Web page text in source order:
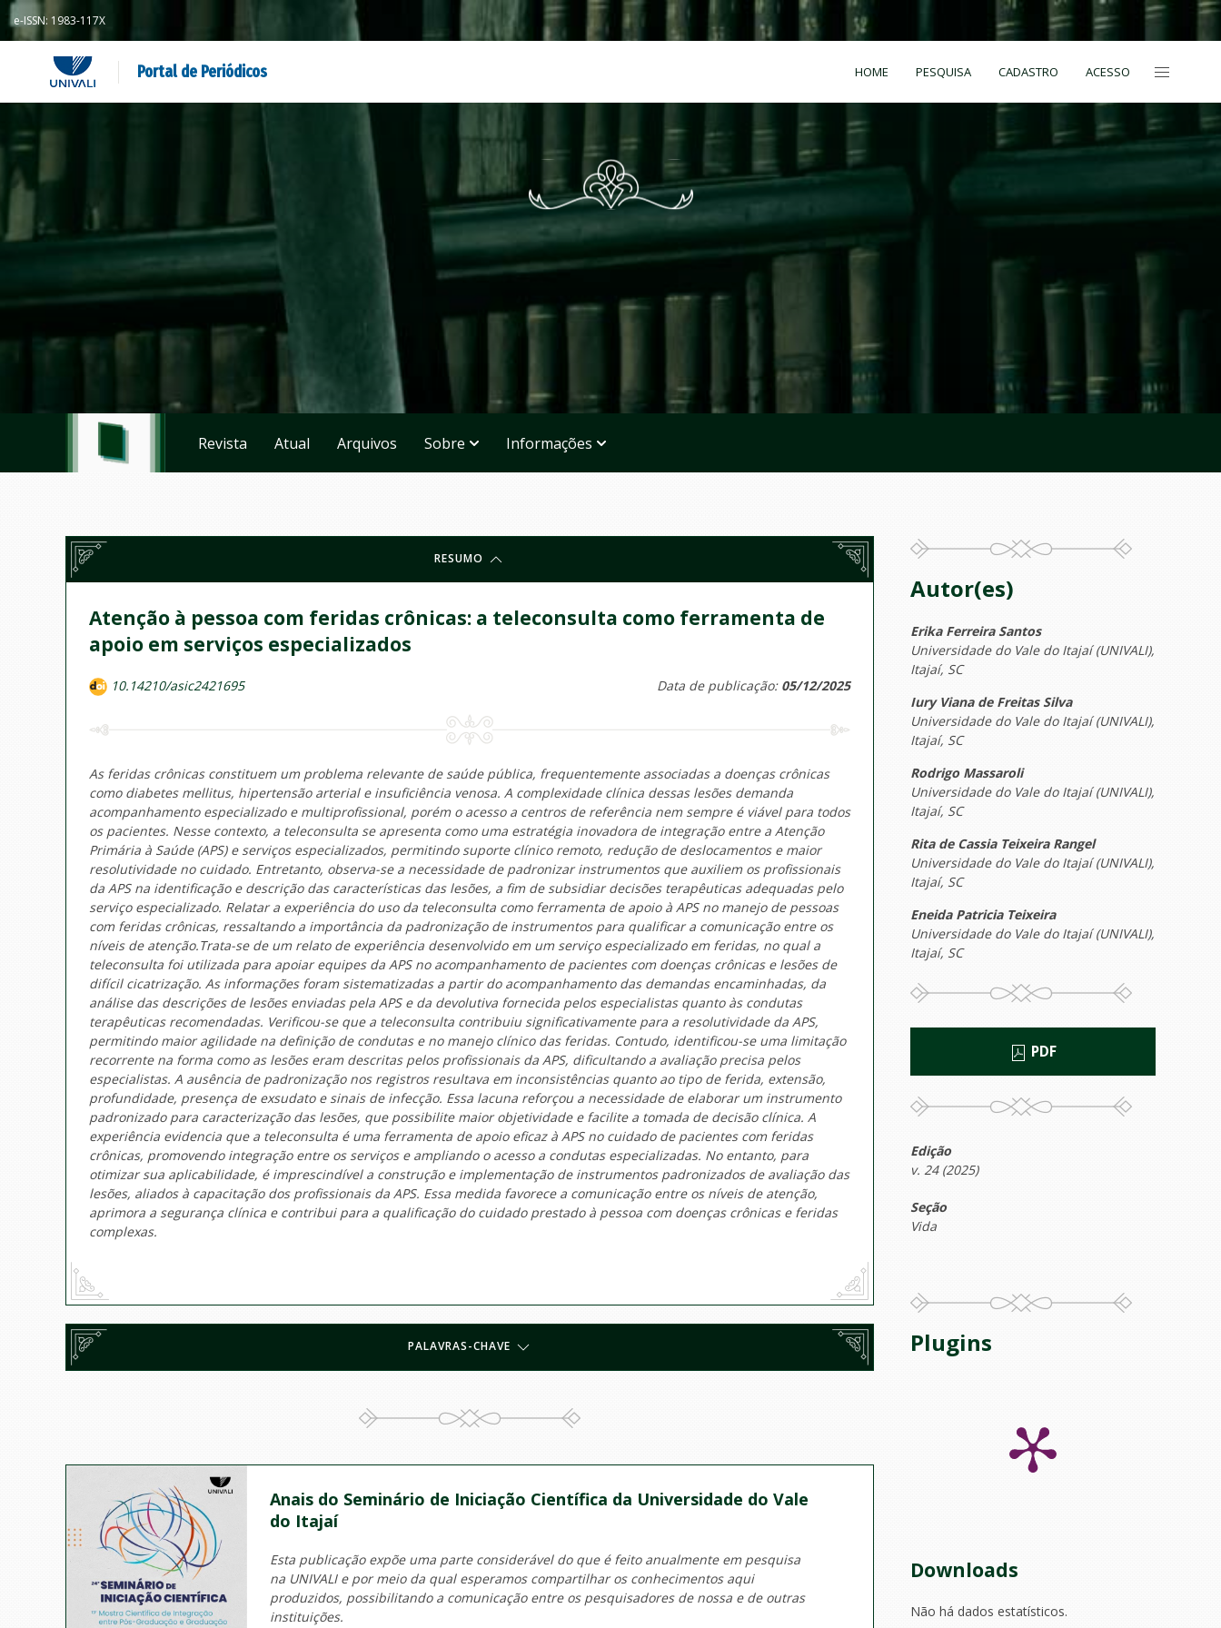
e-ISSN: 1983-117X
Portal de Periódicos HOME PESQUISA CADASTRO ACESSO
Revista Atual Arquivos Sobre Informações
RESUMO
Atenção à pessoa com feridas crônicas: a teleconsulta como ferramenta de
apoio em serviços especializados
10.14210/asic2421695 Data de publicação: 05/12/2025
As feridas crônicas constituem um problema relevante de saúde pública, frequentemente associadas a doenças crônicas
como diabetes mellitus, hipertensão arterial e insuficiência venosa. A complexidade clínica dessas lesões demanda
acompanhamento especializado e multiprofissional, porém o acesso a centros de referência nem sempre é viável para todos
os pacientes. Nesse contexto, a teleconsulta se apresenta como uma estratégia inovadora de integração entre a Atenção
Primária à Saúde (APS) e serviços especializados, permitindo suporte clínico remoto, redução de deslocamentos e maior
resolutividade no cuidado. Entretanto, observa-se a necessidade de padronizar instrumentos que auxiliem os profissionais
da APS na identificação e descrição das características das lesões, a fim de subsidiar decisões terapêuticas adequadas pelo
serviço especializado. Relatar a experiência do uso da teleconsulta como ferramenta de apoio à APS no manejo de pessoas
com feridas crônicas, ressaltando a importância da padronização de instrumentos para qualificar a comunicação entre os
níveis de atenção.Trata-se de um relato de experiência desenvolvido em um serviço especializado em feridas, no qual a
teleconsulta foi utilizada para apoiar equipes da APS no acompanhamento de pacientes com doenças crônicas e lesões de
difícil cicatrização. As informações foram sistematizadas a partir do acompanhamento das demandas encaminhadas, da
análise das descrições de lesões enviadas pela APS e da devolutiva fornecida pelos especialistas quanto às condutas
terapêuticas recomendadas. Verificou-se que a teleconsulta contribuiu significativamente para a resolutividade da APS,
permitindo maior agilidade na definição de condutas e no manejo clínico das feridas. Contudo, identificou-se uma limitação
recorrente na forma como as lesões eram descritas pelos profissionais da APS, dificultando a avaliação precisa pelos
especialistas. A ausência de padronização nos registros resultava em inconsistências quanto ao tipo de ferida, extensão,
profundidade, presença de exsudato e sinais de infecção. Essa lacuna reforçou a necessidade de elaborar um instrumento
padronizado para caracterização das lesões, que possibilite maior objetividade e facilite a tomada de decisão clínica. A
experiência evidencia que a teleconsulta é uma ferramenta de apoio eficaz à APS no cuidado de pacientes com feridas
crônicas, promovendo integração entre os serviços e ampliando o acesso a condutas especializadas. No entanto, para
otimizar sua aplicabilidade, é imprescindível a construção e implementação de instrumentos padronizados de avaliação das
lesões, aliados à capacitação dos profissionais da APS. Essa medida favorece a comunicação entre os níveis de atenção,
aprimora a segurança clínica e contribui para a qualificação do cuidado prestado à pessoa com doenças crônicas e feridas
complexas.
PALAVRAS-CHAVE
Anais do Seminário de Iniciação Científica da Universidade do Vale
do Itajaí
Esta publicação expõe uma parte considerável do que é feito anualmente em pesquisa
na UNIVALI e por meio da qual esperamos compartilhar os conhecimentos aqui
produzidos, possibilitando a comunicação entre os pesquisadores de nossa e de outras
instituições.
Autor(es)
Erika Ferreira Santos
Universidade do Vale do Itajaí (UNIVALI),
Itajaí, SC
Iury Viana de Freitas Silva
Universidade do Vale do Itajaí (UNIVALI),
Itajaí, SC
Rodrigo Massaroli
Universidade do Vale do Itajaí (UNIVALI),
Itajaí, SC
Rita de Cassia Teixeira Rangel
Universidade do Vale do Itajaí (UNIVALI),
Itajaí, SC
Eneida Patricia Teixeira
Universidade do Vale do Itajaí (UNIVALI),
Itajaí, SC
PDF
Edição
v. 24 (2025)
Seção
Vida
Plugins
Downloads
Não há dados estatísticos.